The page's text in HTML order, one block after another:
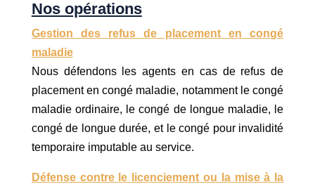
Nos opérations
Gestion des refus de placement en congé
maladie
Nous défendons les agents en cas de refus de
placement en congé maladie, notamment le congé
maladie ordinaire, le congé de longue maladie, le
congé de longue durée, et le congé pour invalidité
temporaire imputable au service.
Défense contre le licenciement ou la mise à la